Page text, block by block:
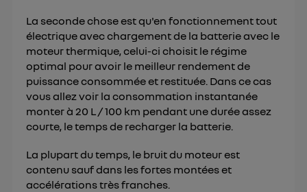
La seconde chose est qu'en fonctionnement tout
électrique avec chargement de la batterie avec le
moteur thermique, celui-ci choisit le régime
optimal pour avoir le meilleur rendement de
puissance consommée et restituée. Dans ce cas
vous allez voir la consommation instantanée
monter à 20 L / 100 km pendant une durée assez
courte, le temps de recharger la batterie.
La plupart du temps, le bruit du moteur est
contenu sauf dans les fortes montées et
accélérations très franches.